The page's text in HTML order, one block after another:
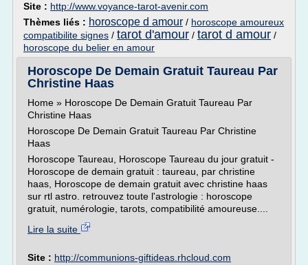
Site : http://www.voyance-tarot-avenir.com
Thèmes liés : horoscope d amour / horoscope amoureux
compatibilite signes / tarot d'amour / tarot d amour /
horoscope du belier en amour
Horoscope De Demain Gratuit Taureau Par
Christine Haas
Home » Horoscope De Demain Gratuit Taureau Par
Christine Haas
Horoscope De Demain Gratuit Taureau Par Christine
Haas
Horoscope Taureau, Horoscope Taureau du jour gratuit -
Horoscope de demain gratuit : taureau, par christine
haas, Horoscope de demain gratuit avec christine haas
sur rtl astro. retrouvez toute l'astrologie : horoscope
gratuit, numérologie, tarots, compatibilité amoureuse....
Lire la suite
Site : http://communions-giftideas.rhcloud.com